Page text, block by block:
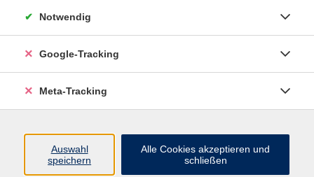
Über uns
Notwendig
Google-Tracking
Meta-Tracking
Auswahl
speichern
Alle Cookies akzeptieren und
schließen